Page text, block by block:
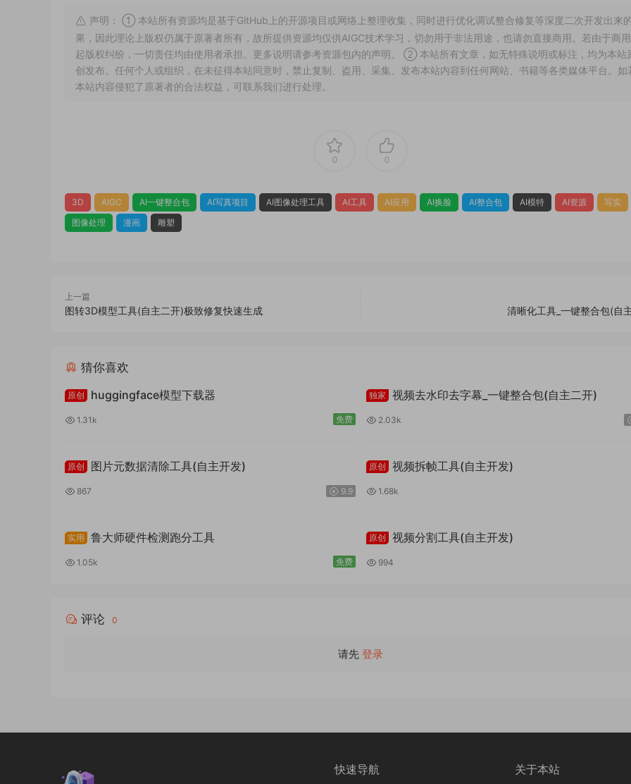
声明： ① 本站所有资源均是基于GitHub上的开源项目或网络上整理收集，同时进行优化调试整合修复等深度二次开发出来
果，因此理论上版权仍属于原著者所有，故所提供资源均仅供AIGC技术学习，切勿用于非法用途，也请勿直接商用。若由于商用
起版权纠纷，一切责任均由使用者承担。更多说明请参考资源包内的声明。 ② 本站所有文章，如无特殊说明或标注，均为本站
创发布。任何个人或组织，在未征得本站同意时，禁止复制、盗用、采集、发布本站内容到任何网站、书籍等各类媒体平台。如
本站内容侵犯了原著者的合法权益，可联系我们进行处理。
0 0
3D AIGC AI一键整合包 AI写真项目 AI图像处理工具 AI工具 AI应用 AI换脸 AI整合包 AI模特 AI资源
写实
图像处理
漫画 雕塑
上一篇
图转3D模型工具(自主二开)极致修复快速生成 清晰化工具_一键整合包(自
猜你喜欢
原创 huggingface模型下载器
1.31k 免费
独家 视频去水印去字幕_一键整合包(自主二开)
2.03k
原创 图片元数据清除工具(自主开发)
867 9.9
原创 视频拆帧工具(自主开发)
1.68k
实用 鲁大师硬件检测跑分工具
1.05k 免费
原创 视频分割工具(自主开发)
994
评论 0
请先 登录
快速导航 关于本站